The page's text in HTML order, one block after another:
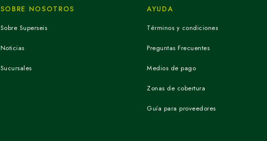
SOBRE NOSOTROS
Sobre Superseis
Noticias
Sucursales
AYUDA
Términos y condiciones
Preguntas Frecuentes
Medios de pago
Zonas de cobertura
Guía para proveedores